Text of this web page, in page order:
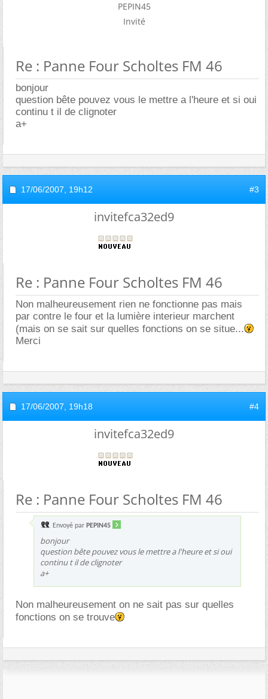
PEPIN45
Invité
Re : Panne Four Scholtes FM 46
bonjour
question bête pouvez vous le mettre a l'heure et si oui
continu t il de clignoter
a+
17/06/2007, 19h12 #3
invitefca32ed9
Re : Panne Four Scholtes FM 46
Non malheureusement rien ne fonctionne pas mais
par contre le four et la lumière interieur marchent
(mais on se sait sur quelles fonctions on se situe...
Merci
17/06/2007, 19h18 #4
invitefca32ed9
Re : Panne Four Scholtes FM 46
Envoyé par PEPIN45
bonjour
question bête pouvez vous le mettre a l'heure et si oui
continu t il de clignoter
a+
Non malheureusement on ne sait pas sur quelles
fonctions on se trouve